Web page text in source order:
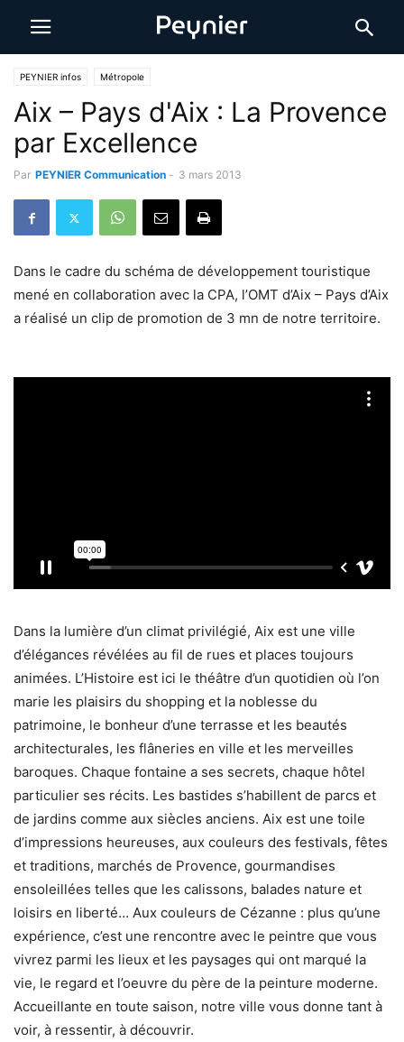
PEYNIER infos Métropole
Aix – Pays d'Aix : La Provence
par Excellence
Par PEYNIER Communication - 3 mars 2013
Dans le cadre du schéma de développement touristique
mené en collaboration avec la CPA, l’OMT d’Aix – Pays d’Aix
a réalisé un clip de promotion de 3 mn de notre territoire.
Dans la lumière d’un climat privilégié, Aix est une ville
d’élégances révélées au fil de rues et places toujours
animées. L’Histoire est ici le théâtre d’un quotidien où l’on
marie les plaisirs du shopping et la noblesse du
patrimoine, le bonheur d’une terrasse et les beautés
architecturales, les flâneries en ville et les merveilles
baroques. Chaque fontaine a ses secrets, chaque hôtel
particulier ses récits. Les bastides s’habillent de parcs et
de jardins comme aux siècles anciens. Aix est une toile
d’impressions heureuses, aux couleurs des festivals, fêtes
et traditions, marchés de Provence, gourmandises
ensoleillées telles que les calissons, balades nature et
loisirs en liberté… Aux couleurs de Cézanne : plus qu’une
expérience, c’est une rencontre avec le peintre que vous
vivrez parmi les lieux et les paysages qui ont marqué la
vie, le regard et l’oeuvre du père de la peinture moderne.
Accueillante en toute saison, notre ville vous donne tant à
voir, à ressentir, à découvrir.